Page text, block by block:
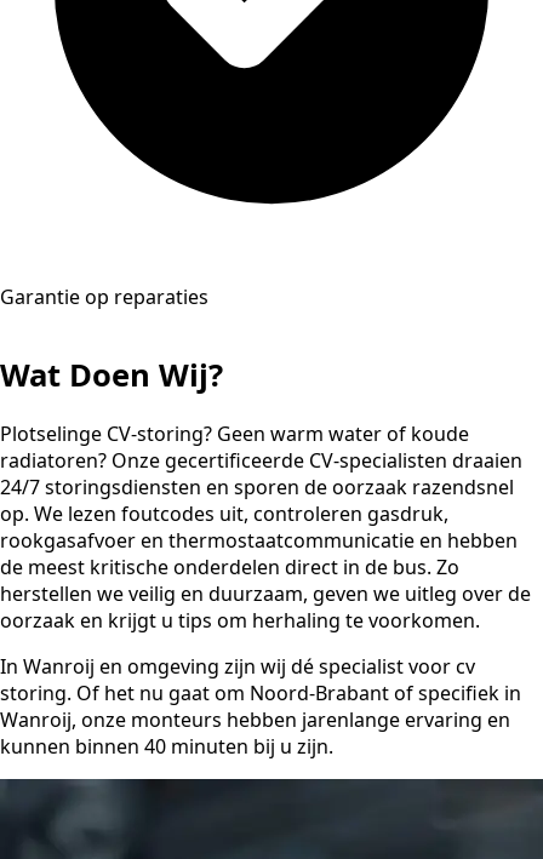
Garantie op reparaties
Wat Doen Wij?
Plotselinge CV-storing? Geen warm water of koude
radiatoren? Onze gecertificeerde CV-specialisten draaien
24/7 storingsdiensten en sporen de oorzaak razendsnel
op. We lezen foutcodes uit, controleren gasdruk,
rookgasafvoer en thermostaatcommunicatie en hebben
de meest kritische onderdelen direct in de bus. Zo
herstellen we veilig en duurzaam, geven we uitleg over de
oorzaak en krijgt u tips om herhaling te voorkomen.
In Wanroij en omgeving zijn wij dé specialist voor cv
storing. Of het nu gaat om Noord-Brabant of specifiek in
Wanroij, onze monteurs hebben jarenlange ervaring en
kunnen binnen 40 minuten bij u zijn.